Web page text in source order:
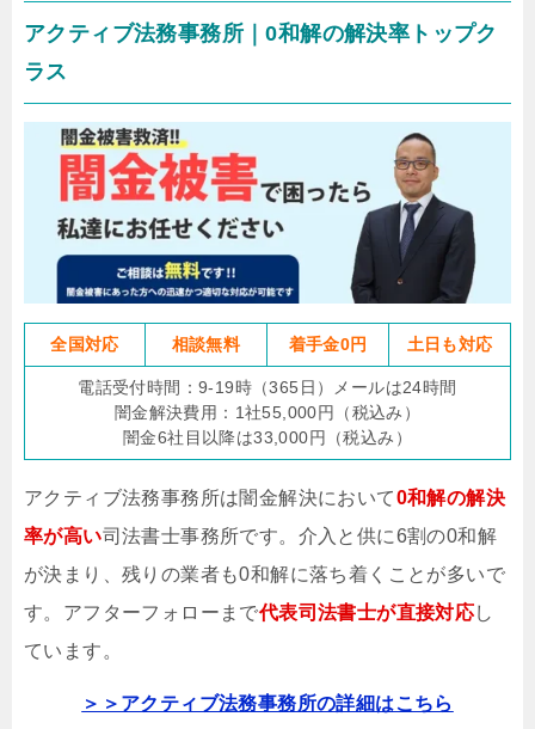
アクティブ法務事務所｜0和解の解決率トップク
ラス
全国対応 相談無料 着手金0円 土日も対応
電話受付時間：9-19時（365日）メールは24時間
闇金解決費用：1社55,000円（税込み）
闇金6社目以降は33,000円（税込み）
アクティブ法務事務所は闇金解決において0和解の解決
率が高い司法書士事務所です。介入と供に6割の0和解
が決まり、残りの業者も0和解に落ち着くことが多いで
す。アフターフォローまで代表司法書士が直接対応し
ています。
＞＞アクティブ法務事務所の詳細はこちら